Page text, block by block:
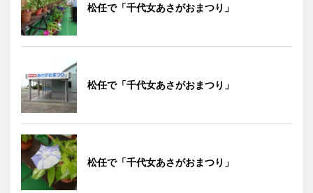
松任で「千代女あさがおまつり」
松任で「千代女あさがおまつり」
松任で「千代女あさがおまつり」